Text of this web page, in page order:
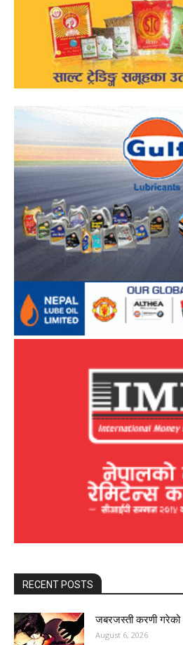
RECENT POSTS
जबरजस्ती करणी गरेको
August 6, 2026